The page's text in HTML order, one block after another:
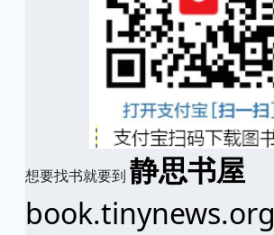
想要找书就要到 静思书屋
book.tinynews.org